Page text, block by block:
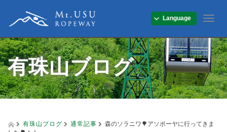
T
g
g
e
n
a
v
g
Language
有珠山ブログ
有珠山ブログ 通常記事
森のソラニワ🌳アソボーヤに行ってきま